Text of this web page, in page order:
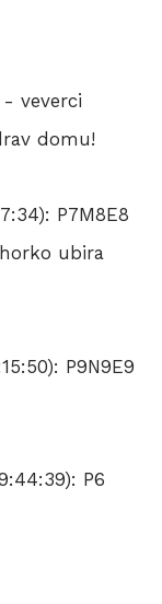
- veverci
domu!
P7M8E8
ubira
P9N9E9
P6